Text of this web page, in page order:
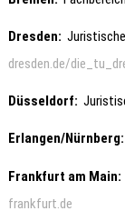
Dresden:
dresden.de/
Düsseldorf:
Erlangen/Nürnberg
Frankfurt am Main
frankfurt.de